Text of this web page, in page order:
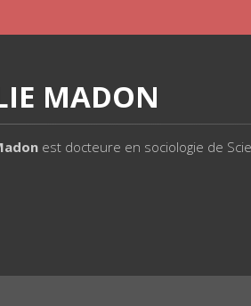
MADON
est docteure en sociologie de